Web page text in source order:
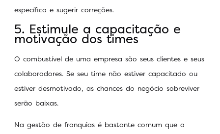
específica e sugerir correções.
5. Estimule a capacitação e
motivação dos times
O combustível de uma empresa são seus clientes e seus
colaboradores. Se seu time não estiver capacitado ou
estiver desmotivado, as chances do negócio sobreviver
serão baixas.
Na gestão de franquias é bastante comum que a